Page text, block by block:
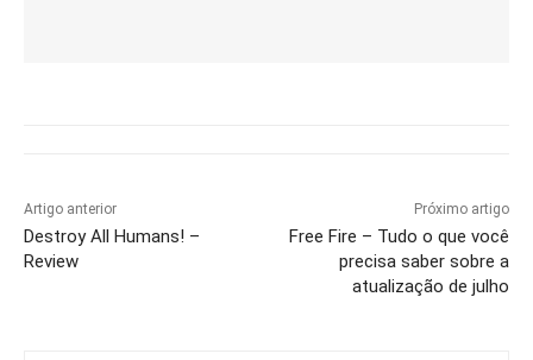
Artigo anterior
Destroy All Humans! –
Review
Próximo artigo
Free Fire – Tudo o que você
precisa saber sobre a
atualização de julho